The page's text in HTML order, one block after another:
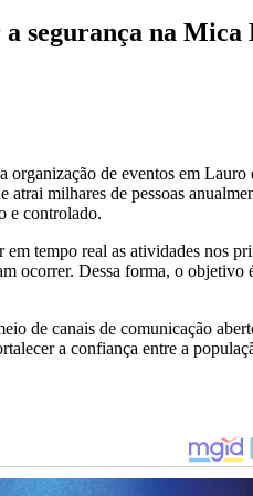
segurança na Mica
de eventos em
milhares de pessoas
e controlado.
tempo real as atividades nos
ocorrer. Dessa forma, o objetivo
de canais de comunicação
a confiança entre a